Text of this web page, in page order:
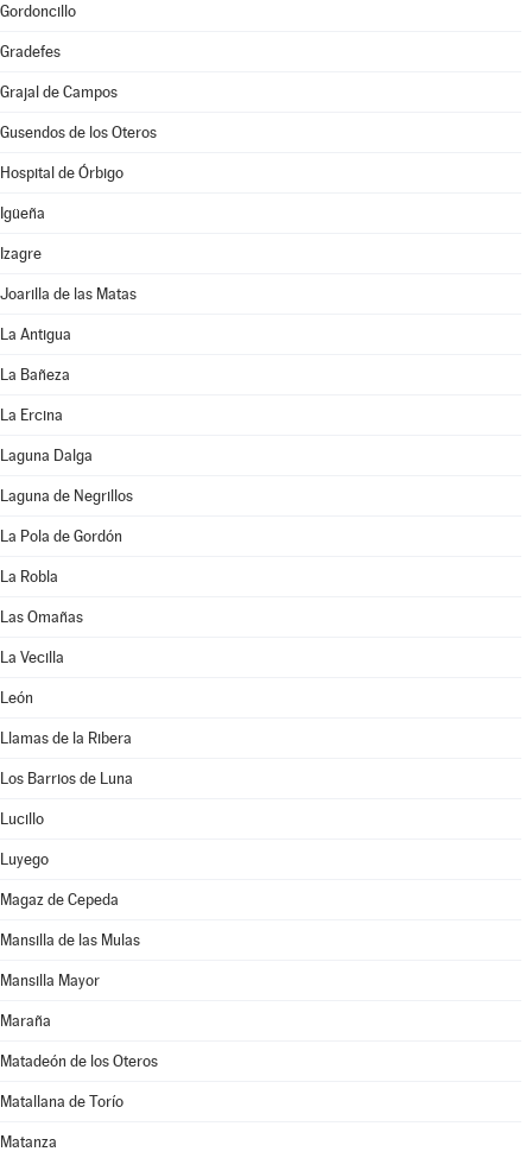
Gordoncillo
Gradefes
Grajal de Campos
Gusendos de los Oteros
Hospital de Órbigo
Igüeña
Izagre
Joarilla de las Matas
La Antigua
La Bañeza
La Ercina
Laguna Dalga
Laguna de Negrillos
La Pola de Gordón
La Robla
Las Omañas
La Vecilla
León
Llamas de la Ribera
Los Barrios de Luna
Lucillo
Luyego
Magaz de Cepeda
Mansilla de las Mulas
Mansilla Mayor
Maraña
Matadeón de los Oteros
Matallana de Torío
Matanza